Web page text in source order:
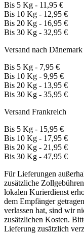
Bis 5 Kg - 11,95 €
Bis 10 Kg - 12,95 €
Bis 20 Kg - 16,95 €
Bis 30 Kg - 32,95 €
Versand nach Dänemark
Bis 5 Kg - 7,95 €
Bis 10 Kg - 9,95 €
Bis 20 Kg - 13,95 €
Bis 30 Kg - 35,95 €
Versand Frankreich
Bis 5 Kg - 15,95 €
Bis 10 Kg - 17,95 €
Bis 20 Kg - 21,95 €
Bis 30 Kg - 47,95 €
Für Lieferungen
zusätzliche
lokalen Kurierdienst
dem Empfänger
verlassen hat, sind wir
zusätzlichen Kosten.
Lieferung zusätzlich